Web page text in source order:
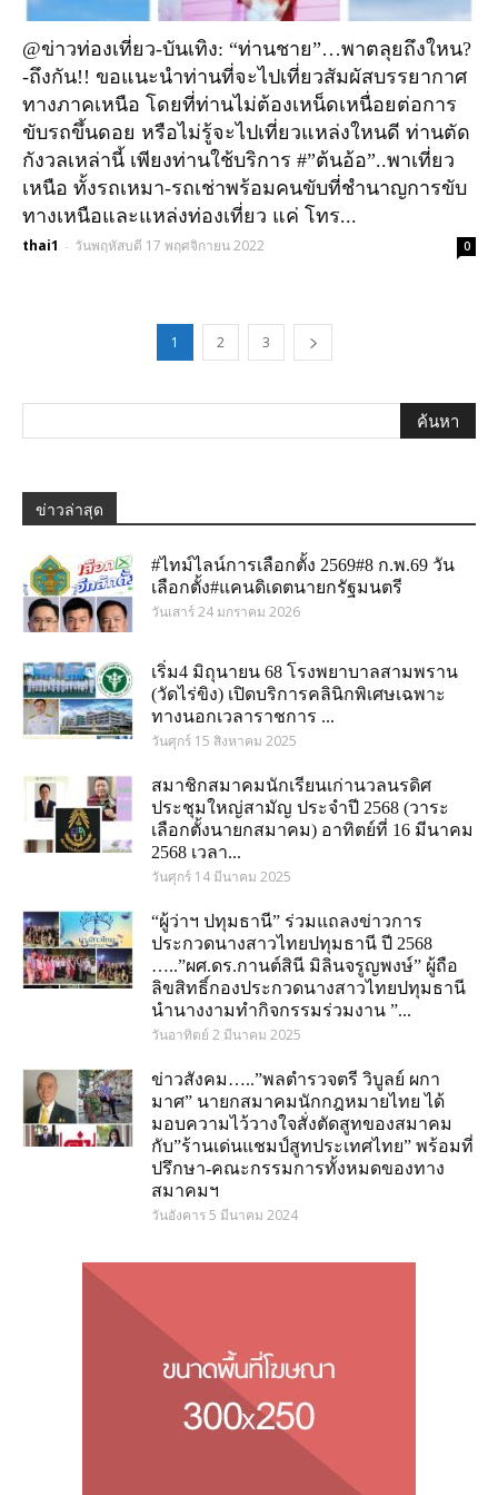
@ข่าวท่องเที่ยว-บันเทิง: “ท่านชาย”…พาตลุยถึงใหน?
-ถึงกัน!! ขอแนะนำท่านที่จะไปเที่ยวสัมผัสบรรยากาศ
ทางภาคเหนือ โดยที่ท่านไม่ต้องเหน็ดเหนื่อยต่อการ
ขับรถขึ้นดอย หรือไม่รู้จะไปเที่ยวแหล่งใหนดี ท่านตัด
กังวลเหล่านี้ เพียงท่านใช้บริการ #”ต้นอ้อ”..พาเที่ยว
เหนือ ทั้งรถเหมา-รถเช่าพร้อมคนขับที่ชำนาญการขับ
ทางเหนือและแหล่งท่องเที่ยว แค่ โทร...
thai1 - วันพฤหัสบดี 17 พฤศจิกายน 2022 0
1 2 3
ข่าวล่าสุด
#ไทม์ไลน์การเลือกตั้ง 2569#8 ก.พ.69 วัน
เลือกตั้ง#แคนดิเดตนายกรัฐมนตรี
วันเสาร์ 24 มกราคม 2026
เริ่ม4 มิถุนายน 68 โรงพยาบาลสามพราน
(วัดไร่ขิง) เปิดบริการคลินิกพิเศษเฉพาะ
ทางนอกเวลาราชการ ...
วันศุกร์ 15 สิงหาคม 2025
สมาชิกสมาคมนักเรียนเก่านวลนรดิศ
ประชุมใหญ่สามัญ ประจำปี 2568 (วาระ
เลือกตั้งนายกสมาคม) อาทิตย์ที่ 16 มีนาคม
2568 เวลา...
วันศุกร์ 14 มีนาคม 2025
“ผู้ว่าฯ ปทุมธานี” ร่วมแถลงข่าวการ
ประกวดนางสาวไทยปทุมธานี ปี 2568
…..”ผศ.ดร.กานต์สินี มิลินจรูญพงษ์” ผู้ถือ
ลิขสิทธิ์กองประกวดนางสาวไทยปทุมธานี
นำนางงามทำกิจกรรมร่วมงาน ”...
วันอาทิตย์ 2 มีนาคม 2025
ข่าวสังคม…..”พลตำรวจตรี วิบูลย์ ผกา
มาศ” นายกสมาคมนักกฎหมายไทย ได้
มอบความไว้วางใจสั่งตัดสูทของสมาคม
กับ”ร้านเด่นแชมป์สูทประเทศไทย” พร้อมที่
ปรึกษา-คณะกรรมการทั้งหมดของทาง
สมาคมฯ
วันอังคาร 5 มีนาคม 2024